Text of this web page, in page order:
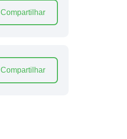
Compartilhar
Compartilhar